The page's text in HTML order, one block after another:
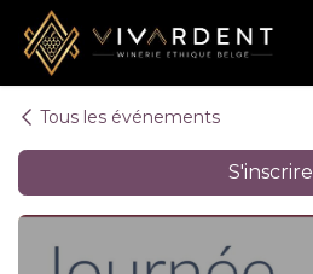
Se rendre au contenu
Tous les événements
S'inscrire